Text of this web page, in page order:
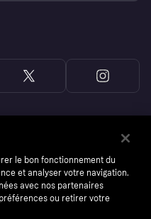
le bon fonctionnement du
et analyser votre navigation.
avec nos partenaires
ou retirer votre